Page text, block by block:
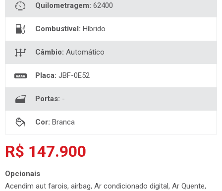
Quilometragem: 62400
Combustível: Híbrido
Câmbio: Automático
Placa: JBF-0E52
Portas: -
Cor: Branca
R$ 147.900
Opcionais
Acendim aut farois, airbag, Ar condicionado digital, Ar Quente,